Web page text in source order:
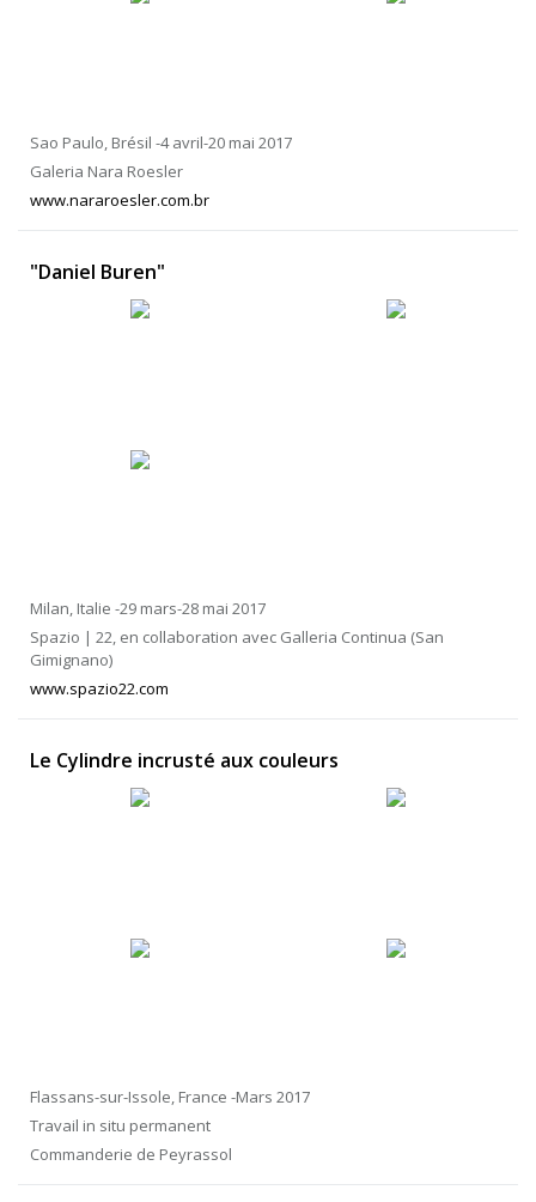
Sao Paulo, Brésil -4 avril-20 mai 2017
Galeria Nara Roesler
www.nararoesler.com.br
"Daniel Buren"
Milan, Italie -29 mars-28 mai 2017
Spazio | 22, en collaboration avec Galleria Continua (San
Gimignano)
www.spazio22.com
Le Cylindre incrusté aux couleurs
Flassans-sur-Issole, France -Mars 2017
Travail in situ permanent
Commanderie de Peyrassol